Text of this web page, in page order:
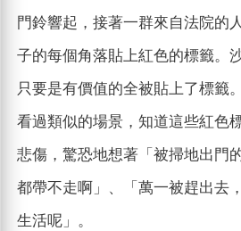
門鈴響起，接著一群來自法院的
子的每個角落貼上紅色的標籤。
只要是有價值的全被貼上了標籤
看過類似的場景，知道這些紅色
悲傷，驚恐地想著「被掃地出門
都帶不走啊」、「萬一被趕出去
生活呢」。